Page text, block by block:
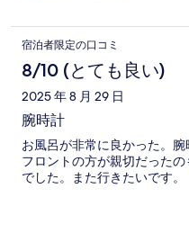
宿泊者限定の口コミ
8/10 (とても良い)
2025 年 8 月 29 日
腕時計
お風呂が非常に良かった。
フロントの方が親切だった
でした。また行きたいです。